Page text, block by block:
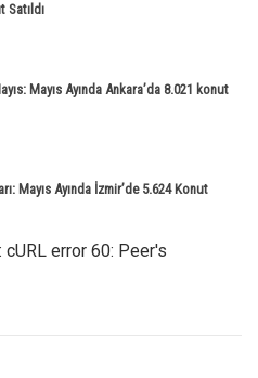
Satıldı
Mayıs Ayında Ankara’da 8.021 konut
Mayıs Ayında İzmir’de 5.624 Konut
cURL error 60: Peer's